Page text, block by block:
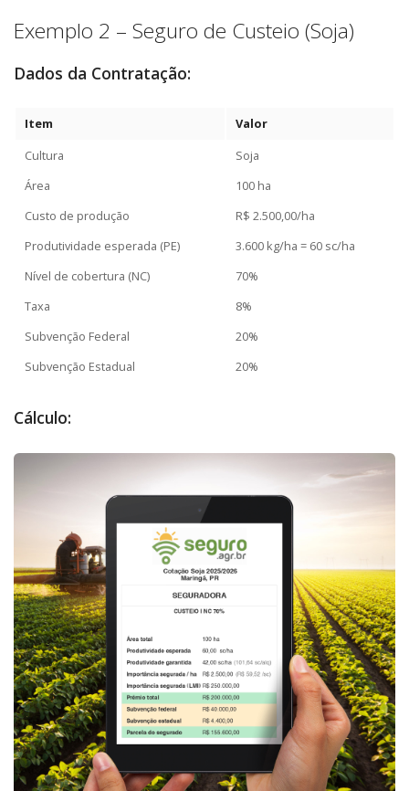
Exemplo 2 – Seguro de Custeio (Soja)
Dados da Contratação:
Item
Valor
Cultura
Soja
Área
100 ha
Custo de produção
R$ 2.500,00/ha
Produtividade esperada (PE)
3.600 kg/ha = 60 sc/ha
Nível de cobertura (NC)
70%
Taxa
8%
Subvenção Federal
20%
Subvenção Estadual
20%
Cálculo: